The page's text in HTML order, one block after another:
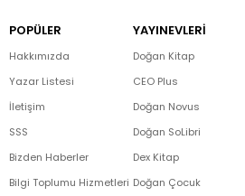
POPÜLER
Hakkımızda
Yazar Listesi
İletişim
SSS
Bizden Haberler
Bilgi Toplumu Hizmetleri
YAYINEVLERİ
Doğan Kitap
CEO Plus
Doğan Novus
Doğan SoLibri
Dex Kitap
Doğan Çocuk